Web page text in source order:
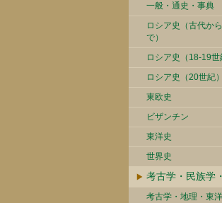
一般・通史・事典
ロシア史（古代か
で）
ロシア史（18-19世
ロシア史（20世紀）
東欧史
ビザンチン
東洋史
世界史
考古学・民族学
考古学・地理・東